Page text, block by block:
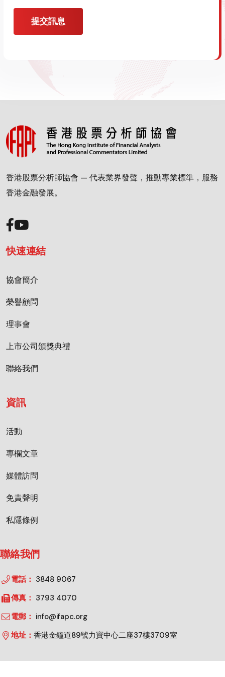
提交訊息
香港股票分析師協會 — 代表業界發聲，推動專業標準，服務
香港金融發展。
快速連結
協會簡介
榮譽顧問
理事會
上市公司頒獎典禮
聯絡我們
資訊
活動
專欄文章
媒體訪問
免責聲明
私隱條例
聯絡我們
電話： 3848 9067
傳真： 3793 4070
電郵： info@ifapc.org
地址： 香港金鐘道89號力寶中心二座37樓3709室